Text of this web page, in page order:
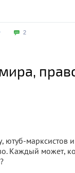
2
ютуб-марксистов
Каждый может,